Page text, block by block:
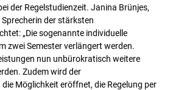
der Regelstudienzeit. Janina Brünjes,
der stärksten
„Die sogenannte individuelle
zwei Semester verlängert werden.
nun unbürokratisch weitere
Zudem wird der
Möglichkeit eröffnet, die Regelung per